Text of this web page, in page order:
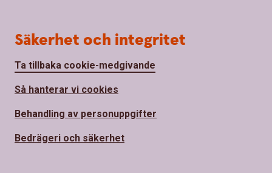
Säkerhet och integritet
Ta tillbaka cookie-medgivande
Så hanterar vi cookies
Behandling av personuppgifter
Bedrägeri och säkerhet